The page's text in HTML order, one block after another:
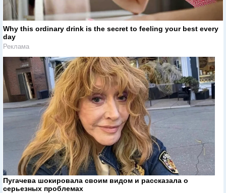
Why this ordinary drink is the secret to feeling your best every
day
Реклама
Пугачева шокировала своим видом и рассказала о
серьезных проблемах